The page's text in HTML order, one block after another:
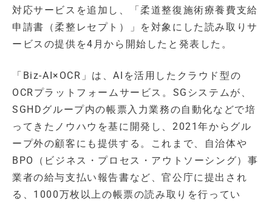
対応サービスを追加し、「柔道整復施術療養費支給
申請書（柔整レセプト）」を対象にした読み取りサ
ービスの提供を4月から開始したと発表した。
「Biz-AI×OCR」は、AIを活用したクラウド型の
OCRプラットフォームサービス。SGシステムが、
SGHDグループ内の帳票入力業務の自動化などで培
ってきたノウハウを基に開発し、2021年からグル
ープ外の顧客にも提供する。これまで、自治体や
BPO（ビジネス・プロセス・アウトソーシング）事
業者の給与支払い報告書など、官公庁に提出され
る、1000万枚以上の帳票の読み取りを行ってい